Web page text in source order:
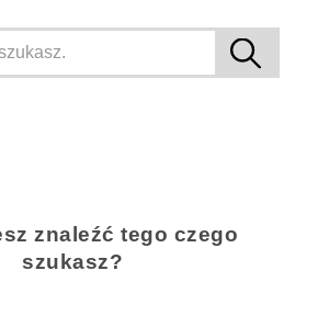
znaleźć tego czego
szukasz?